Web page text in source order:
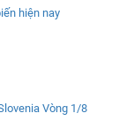
hiện nay
Vòng 1/8